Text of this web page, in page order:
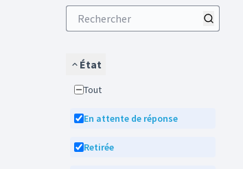
État
Tout
En attente de réponse
Retirée